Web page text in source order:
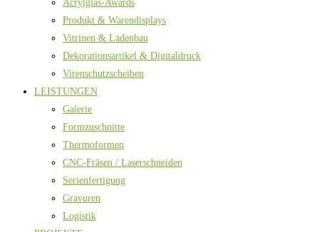
Acrylglas-Awards
Produkt & Warendisplays
Vitrinen & Ladenbau
Dekorationsartikel & Digitaldruck
Virenschutzscheiben
LEISTUNGEN
Galerie
Formzuschnitte
Thermoformen
CNC-Fräsen / Laserschneiden
Serienfertigung
Gravuren
Logistik